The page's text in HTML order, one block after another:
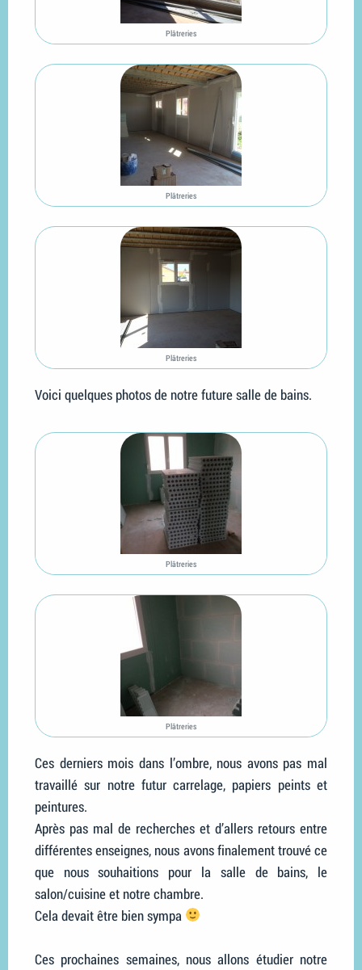
Plâtreries
Plâtreries
Plâtreries
Voici quelques photos de notre future salle de bains.
Plâtreries
Plâtreries
Ces derniers mois dans l’ombre, nous avons pas mal
travaillé sur notre futur carrelage, papiers peints et
peintures.
Après pas mal de recherches et d’allers retours entre
différentes enseignes, nous avons finalement trouvé ce
que nous souhaitions pour la salle de bains, le
salon/cuisine et notre chambre.
Cela devait être bien sympa
Ces prochaines semaines, nous allons étudier notre